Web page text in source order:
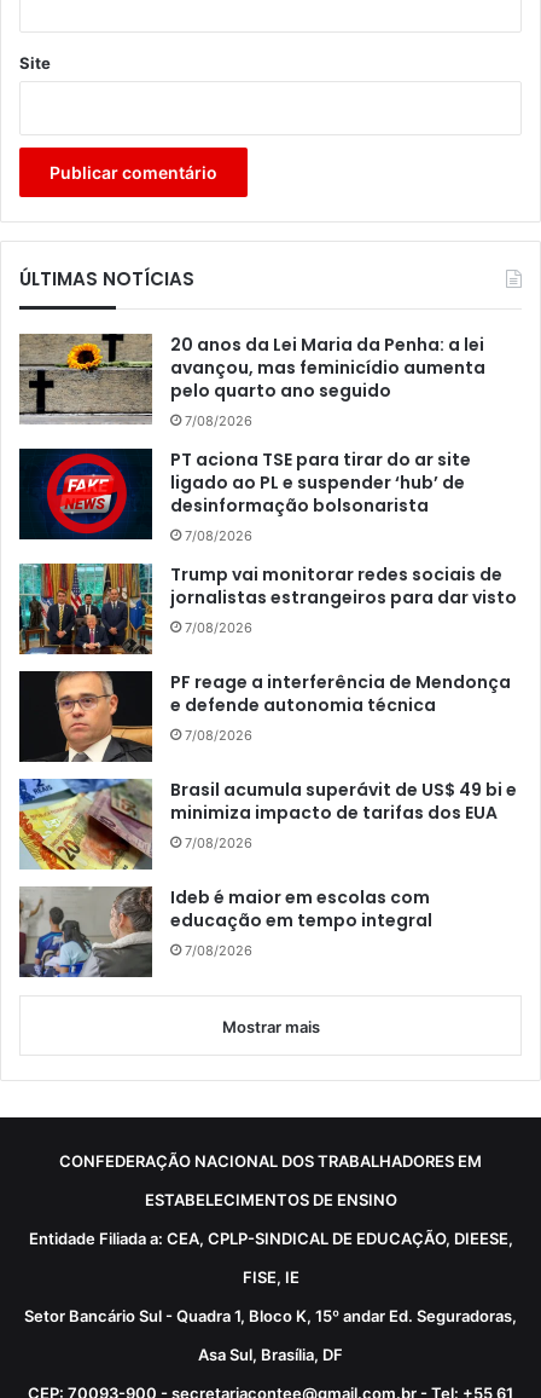
Site
ÚLTIMAS NOTÍCIAS
20 anos da Lei Maria da Penha: a lei
avançou, mas feminicídio aumenta
pelo quarto ano seguido
7/08/2026
PT aciona TSE para tirar do ar site
ligado ao PL e suspender ‘hub’ de
desinformação bolsonarista
7/08/2026
Trump vai monitorar redes sociais de
jornalistas estrangeiros para dar visto
7/08/2026
PF reage a interferência de Mendonça
e defende autonomia técnica
7/08/2026
Brasil acumula superávit de US$ 49 bi e
minimiza impacto de tarifas dos EUA
7/08/2026
Ideb é maior em escolas com
educação em tempo integral
7/08/2026
Mostrar mais
CONFEDERAÇÃO NACIONAL DOS TRABALHADORES EM
ESTABELECIMENTOS DE ENSINO
Entidade Filiada a: CEA, CPLP-SINDICAL DE EDUCAÇÃO, DIEESE,
FISE, IE
Setor Bancário Sul - Quadra 1, Bloco K, 15º andar Ed. Seguradoras,
Asa Sul, Brasília, DF
CEP: 70093-900 - secretariacontee@gmail.com.br - Tel: +55 61